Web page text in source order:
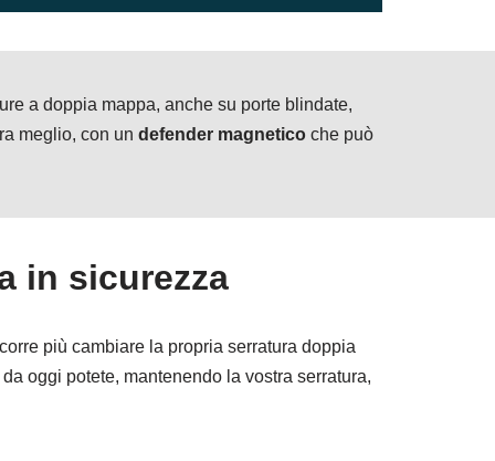
a doppia mappa, anche su porte blindate,
meglio, con un defender magnetico che può
in sicurezza
più cambiare la propria serratura doppia
oggi potete, mantenendo la vostra serratura,